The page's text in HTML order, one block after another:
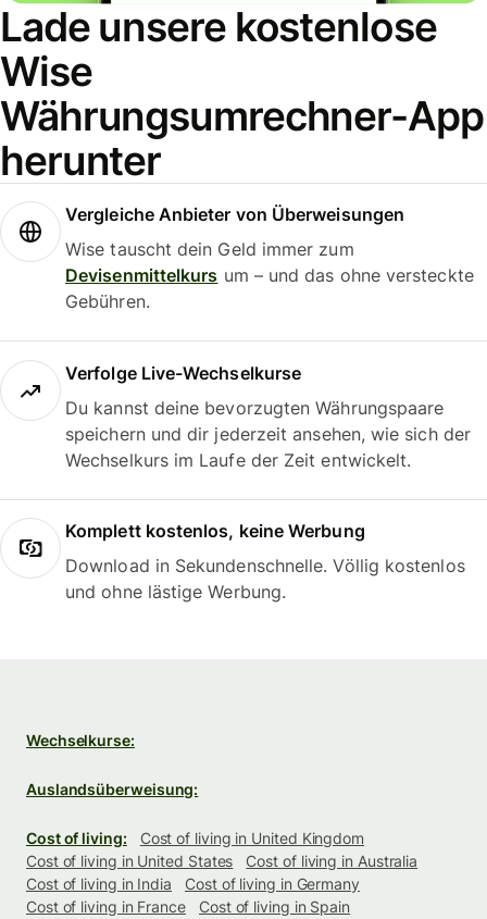
Lade unsere kostenlose
Wise
Währungsumrechner-App
herunter
Vergleiche Anbieter von Überweisungen
Wise tauscht dein Geld immer zum
Devisenmittelkurs um – und das ohne versteckte
Gebühren.
Verfolge Live-Wechselkurse
Du kannst deine bevorzugten Währungspaare
speichern und dir jederzeit ansehen, wie sich der
Wechselkurs im Laufe der Zeit entwickelt.
Komplett kostenlos, keine Werbung
Download in Sekundenschnelle. Völlig kostenlos
und ohne lästige Werbung.
Wechselkurse:
Auslandsüberweisung:
Cost of living:
Cost of living in United Kingdom
Cost of living in United States
Cost of living in Australia
Cost of living in India
Cost of living in Germany
Cost of living in France
Cost of living in Spain